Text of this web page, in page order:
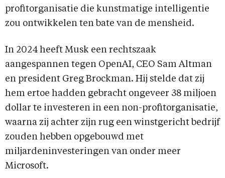
profitorganisatie die kunstmatige intelligentie
zou ontwikkelen ten bate van de mensheid.
In 2024 heeft Musk een rechtszaak
aangespannen tegen OpenAI, CEO Sam Altman
en president Greg Brockman. Hij stelde dat zij
hem ertoe hadden gebracht ongeveer 38 miljoen
dollar te investeren in een non-profitorganisatie,
waarna zij achter zijn rug een winstgericht bedrijf
zouden hebben opgebouwd met
miljardeninvesteringen van onder meer
Microsoft.